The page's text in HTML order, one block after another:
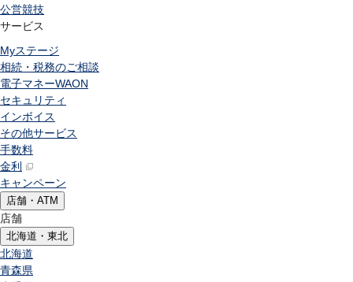
公営競技
サービス
Myステージ
相続・税務のご相談
電子マネーWAON
セキュリティ
インボイス
その他サービス
手数料
金利
キャンペーン
店舗・ATM
店舗
北海道・東北
北海道
青森県